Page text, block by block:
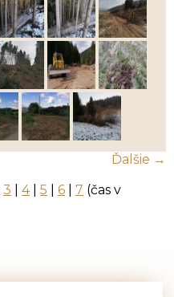
Ďalšie →
3 4| 5 6 7 (čas v